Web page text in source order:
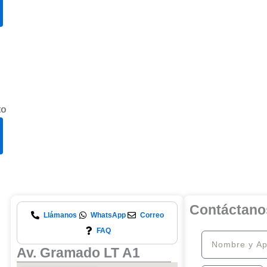
Llámanos WhatsApp
Correo
FAQ
Av. Gramado LT A1
Nombre
y